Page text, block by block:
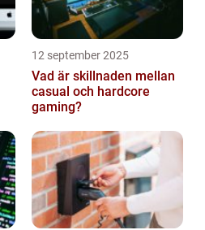
12 september 2025
Vad är skillnaden mellan
casual och hardcore
gaming?